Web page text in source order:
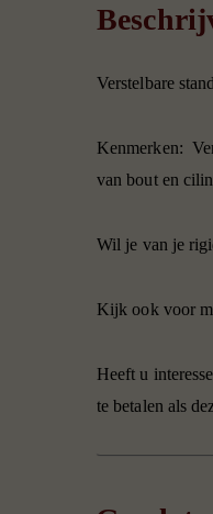
Verstelbare
Kenmerken:
van bout en
Wil je van je
Kijk ook voor
Heeft u
te betalen als